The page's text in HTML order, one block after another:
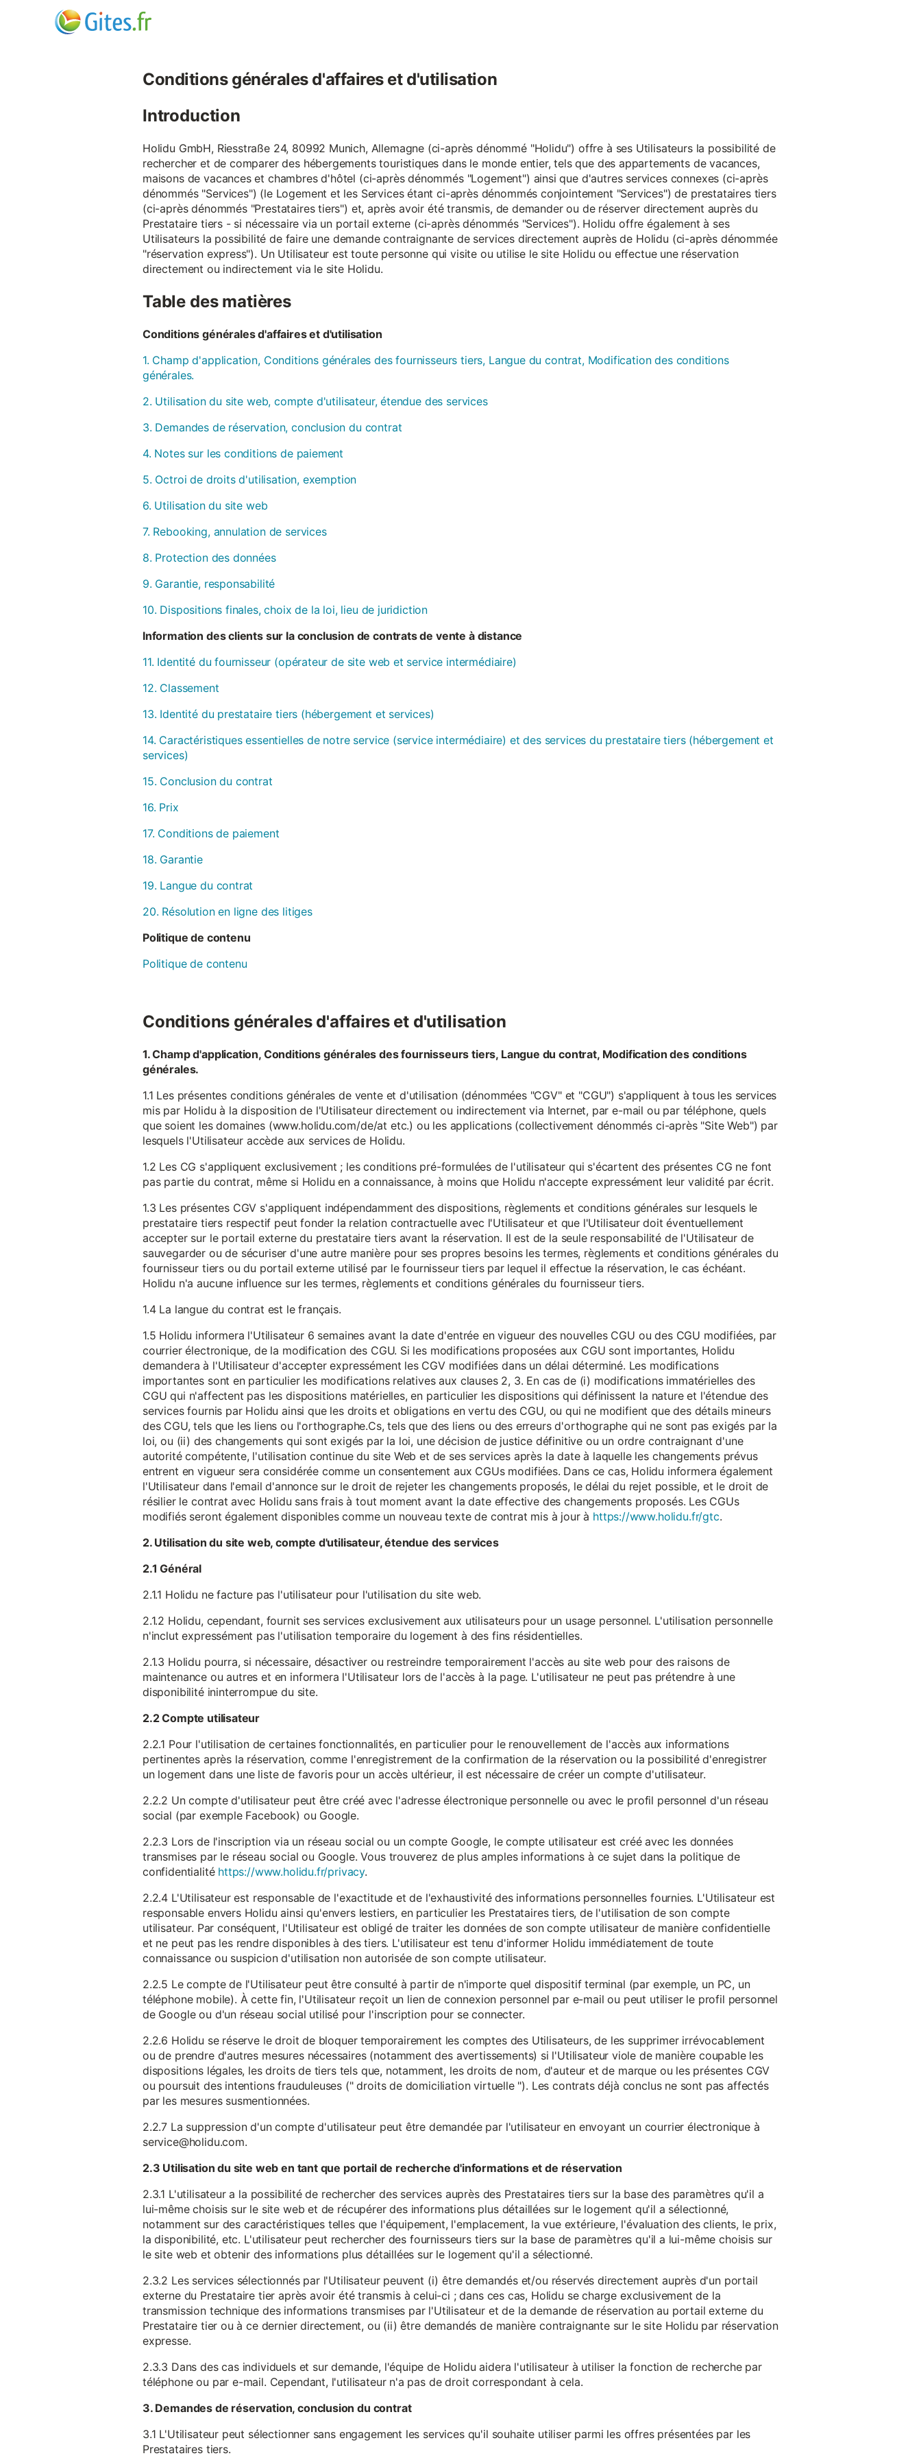
Conditions générales d'affaires et d'utilisation
Introduction
Holidu GmbH, Riesstraße 24, 80992 Munich, Allemagne (ci-après dénommé "Holidu") offre à ses Utilisateurs la possibilité de
rechercher et de comparer des hébergements touristiques dans le monde entier, tels que des appartements de vacances,
maisons de vacances et chambres d'hôtel (ci-après dénommés "Logement") ainsi que d'autres services connexes (ci-après
dénommés "Services") (le Logement et les Services étant ci-après dénommés conjointement "Services") de prestataires tiers
(ci-après dénommés "Prestataires tiers") et, après avoir été transmis, de demander ou de réserver directement auprès du
Prestataire tiers - si nécessaire via un portail externe (ci-après dénommés "Services"). Holidu offre également à ses
Utilisateurs la possibilité de faire une demande contraignante de services directement auprès de Holidu (ci-après dénommée
"réservation express"). Un Utilisateur est toute personne qui visite ou utilise le site Holidu ou effectue une réservation
directement ou indirectement via le site Holidu.
Table des matières
Conditions générales d'affaires et d'utilisation
1. Champ d'application, Conditions générales des fournisseurs tiers, Langue du contrat, Modification des conditions
générales.
2. Utilisation du site web, compte d'utilisateur, étendue des services
3. Demandes de réservation, conclusion du contrat
4. Notes sur les conditions de paiement
5. Octroi de droits d'utilisation, exemption
6. Utilisation du site web
7. Rebooking, annulation de services
8. Protection des données
9. Garantie, responsabilité
10. Dispositions finales, choix de la loi, lieu de juridiction
Information des clients sur la conclusion de contrats de vente à distance
11. Identité du fournisseur (opérateur de site web et service intermédiaire)
12. Classement
13. Identité du prestataire tiers (hébergement et services)
14. Caractéristiques essentielles de notre service (service intermédiaire) et des services du prestataire tiers (hébergement et
services)
15. Conclusion du contrat
16. Prix
17. Conditions de paiement
18. Garantie
19. Langue du contrat
20. Résolution en ligne des litiges
Politique de contenu
Politique de contenu
Conditions générales d'affaires et d'utilisation
1. Champ d'application, Conditions générales des fournisseurs tiers, Langue du contrat, Modification des conditions
générales.
1.1 Les présentes conditions générales de vente et d'utilisation (dénommées "CGV" et "CGU") s'appliquent à tous les services
mis par Holidu à la disposition de l'Utilisateur directement ou indirectement via Internet, par e-mail ou par téléphone, quels
que soient les domaines (www.holidu.com/de/at etc.) ou les applications (collectivement dénommés ci-après "Site Web") par
lesquels l'Utilisateur accède aux services de Holidu.
1.2 Les CG s'appliquent exclusivement ; les conditions pré-formulées de l'utilisateur qui s'écartent des présentes CG ne font
pas partie du contrat, même si Holidu en a connaissance, à moins que Holidu n'accepte expressément leur validité par écrit.
1.3 Les présentes CGV s'appliquent indépendamment des dispositions, règlements et conditions générales sur lesquels le
prestataire tiers respectif peut fonder la relation contractuelle avec l'Utilisateur et que l'Utilisateur doit éventuellement
accepter sur le portail externe du prestataire tiers avant la réservation. Il est de la seule responsabilité de l'Utilisateur de
sauvegarder ou de sécuriser d'une autre manière pour ses propres besoins les termes, règlements et conditions générales du
fournisseur tiers ou du portail externe utilisé par le fournisseur tiers par lequel il effectue la réservation, le cas échéant.
Holidu n'a aucune influence sur les termes, règlements et conditions générales du fournisseur tiers.
1.4 La langue du contrat est le français.
1.5 Holidu informera l'Utilisateur 6 semaines avant la date d'entrée en vigueur des nouvelles CGU ou des CGU modifiées, par
courrier électronique, de la modification des CGU. Si les modifications proposées aux CGU sont importantes, Holidu
demandera à l'Utilisateur d'accepter expressément les CGV modifiées dans un délai déterminé. Les modifications
importantes sont en particulier les modifications relatives aux clauses 2, 3. En cas de (i) modifications immatérielles des
CGU qui n'affectent pas les dispositions matérielles, en particulier les dispositions qui définissent la nature et l'étendue des
services fournis par Holidu ainsi que les droits et obligations en vertu des CGU, ou qui ne modifient que des détails mineurs
des CGU, tels que les liens ou l'orthographe.Cs, tels que des liens ou des erreurs d'orthographe qui ne sont pas exigés par la
loi, ou (ii) des changements qui sont exigés par la loi, une décision de justice définitive ou un ordre contraignant d'une
autorité compétente, l'utilisation continue du site Web et de ses services après la date à laquelle les changements prévus
entrent en vigueur sera considérée comme un consentement aux CGUs modifiées. Dans ce cas, Holidu informera également
l'Utilisateur dans l'email d'annonce sur le droit de rejeter les changements proposés, le délai du rejet possible, et le droit de
résilier le contrat avec Holidu sans frais à tout moment avant la date effective des changements proposés. Les CGUs
modifiés seront également disponibles comme un nouveau texte de contrat mis à jour à https://www.holidu.fr/gtc.
2. Utilisation du site web, compte d'utilisateur, étendue des services
2.1 Général
2.1.1 Holidu ne facture pas l'utilisateur pour l'utilisation du site web.
2.1.2 Holidu, cependant, fournit ses services exclusivement aux utilisateurs pour un usage personnel. L'utilisation personnelle
n'inclut expressément pas l'utilisation temporaire du logement à des fins résidentielles.
2.1.3 Holidu pourra, si nécessaire, désactiver ou restreindre temporairement l'accès au site web pour des raisons de
maintenance ou autres et en informera l'Utilisateur lors de l'accès à la page. L'utilisateur ne peut pas prétendre à une
disponibilité ininterrompue du site.
2.2 Compte utilisateur
2.2.1 Pour l'utilisation de certaines fonctionnalités, en particulier pour le renouvellement de l'accès aux informations
pertinentes après la réservation, comme l'enregistrement de la confirmation de la réservation ou la possibilité d'enregistrer
un logement dans une liste de favoris pour un accès ultérieur, il est nécessaire de créer un compte d'utilisateur.
2.2.2 Un compte d'utilisateur peut être créé avec l'adresse électronique personnelle ou avec le profil personnel d'un réseau
social (par exemple Facebook) ou Google.
2.2.3 Lors de l'inscription via un réseau social ou un compte Google, le compte utilisateur est créé avec les données
transmises par le réseau social ou Google. Vous trouverez de plus amples informations à ce sujet dans la politique de
confidentialité https://www.holidu.fr/privacy.
2.2.4 L'Utilisateur est responsable de l'exactitude et de l'exhaustivité des informations personnelles fournies. L'Utilisateur est
responsable envers Holidu ainsi qu'envers lestiers, en particulier les Prestataires tiers, de l'utilisation de son compte
utilisateur. Par conséquent, l'Utilisateur est obligé de traiter les données de son compte utilisateur de manière confidentielle
et ne peut pas les rendre disponibles à des tiers. L'utilisateur est tenu d'informer Holidu immédiatement de toute
connaissance ou suspicion d'utilisation non autorisée de son compte utilisateur.
2.2.5 Le compte de l'Utilisateur peut être consulté à partir de n'importe quel dispositif terminal (par exemple, un PC, un
téléphone mobile). À cette fin, l'Utilisateur reçoit un lien de connexion personnel par e-mail ou peut utiliser le profil personnel
de Google ou d'un réseau social utilisé pour l'inscription pour se connecter.
2.2.6 Holidu se réserve le droit de bloquer temporairement les comptes des Utilisateurs, de les supprimer irrévocablement
ou de prendre d'autres mesures nécessaires (notamment des avertissements) si l'Utilisateur viole de manière coupable les
dispositions légales, les droits de tiers tels que, notamment, les droits de nom, d'auteur et de marque ou les présentes CGV
ou poursuit des intentions frauduleuses (" droits de domiciliation virtuelle "). Les contrats déjà conclus ne sont pas affectés
par les mesures susmentionnées.
2.2.7 La suppression d'un compte d'utilisateur peut être demandée par l'utilisateur en envoyant un courrier électronique à
service@holidu.com.
2.3 Utilisation du site web en tant que portail de recherche d'informations et de réservation
2.3.1 L'utilisateur a la possibilité de rechercher des services auprès des Prestataires tiers sur la base des paramètres qu'il a
lui-même choisis sur le site web et de récupérer des informations plus détaillées sur le logement qu'il a sélectionné,
notamment sur des caractéristiques telles que l'équipement, l'emplacement, la vue extérieure, l'évaluation des clients, le prix,
la disponibilité, etc. L'utilisateur peut rechercher des fournisseurs tiers sur la base de paramètres qu'il a lui-même choisis sur
le site web et obtenir des informations plus détaillées sur le logement qu'il a sélectionné.
2.3.2 Les services sélectionnés par l'Utilisateur peuvent (i) être demandés et/ou réservés directement auprès d'un portail
externe du Prestataire tier après avoir été transmis à celui-ci ; dans ces cas, Holidu se charge exclusivement de la
transmission technique des informations transmises par l'Utilisateur et de la demande de réservation au portail externe du
Prestataire tier ou à ce dernier directement, ou (ii) être demandés de manière contraignante sur le site Holidu par réservation
expresse.
2.3.3 Dans des cas individuels et sur demande, l'équipe de Holidu aidera l'utilisateur à utiliser la fonction de recherche par
téléphone ou par e-mail. Cependant, l'utilisateur n'a pas de droit correspondant à cela.
3. Demandes de réservation, conclusion du contrat
3.1 L'Utilisateur peut sélectionner sans engagement les services qu'il souhaite utiliser parmi les offres présentées par les
Prestataires tiers.